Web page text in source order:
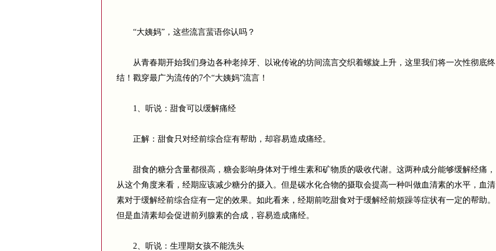
“大姨妈”，这些流言蜚语你认吗？
从青春期开始我们身边各种老掉牙、以讹传讹的坊间流言交织着螺旋上升，这里我们将一次性彻底终
结！戳穿最广为流传的7个“大姨妈”流言！
1、听说：甜食可以缓解痛经
正解：甜食只对经前综合症有帮助，却容易造成痛经。
甜食的糖分含量都很高，糖会影响身体对于维生素和矿物质的吸收代谢。这两种成分能够缓解经痛，
从这个角度来看，经期应该减少糖分的摄入。但是碳水化合物的摄取会提高一种叫做血清素的水平，血清
素对于缓解经前综合症有一定的效果。如此看来，经期前吃甜食对于缓解经前烦躁等症状有一定的帮助。
但是血清素却会促进前列腺素的合成，容易造成痛经。
2、听说：生理期女孩不能洗头